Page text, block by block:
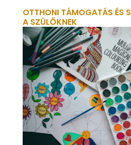
OTTHONI TÁMOGATÁS ÉS
A SZÜLŐKNEK